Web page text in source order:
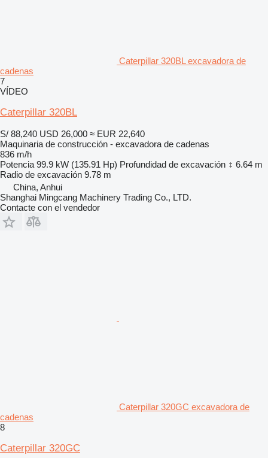
Caterpillar 320BL excavadora de
cadenas
7
VÍDEO
Caterpillar 320BL
S/ 88,240 USD 26,000 ≈ EUR 22,640
Maquinaria de construcción - excavadora de cadenas
836 m/h
Potencia 99.9 kW (135.91 Hp) Profundidad de excavación
6.64 m
Radio de excavación 9.78 m
China, Anhui
Shanghai Mingcang Machinery Trading Co., LTD.
Contacte con el vendedor
Caterpillar 320GC excavadora de
cadenas
8
Caterpillar 320GC